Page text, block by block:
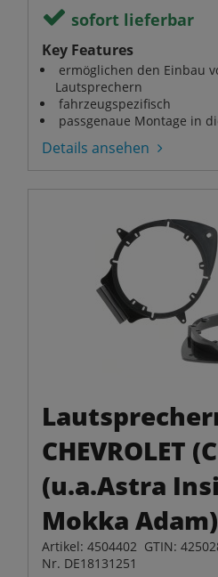
sofort lieferbar
Key Features
ermöglichen den Einbau
Lautsprechern
fahrzeugspezifisch
passgenaue Montage in
Details ansehen
CHEVROLET
(u.a.Astra
Mokka
Artikel: 4504402 GTIN:
Nr. DE18131251